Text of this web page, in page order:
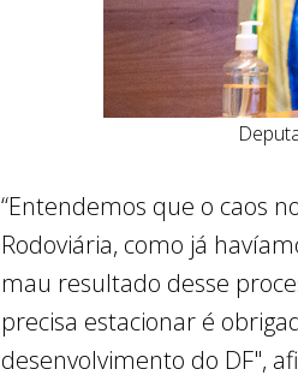
“Entendemos que o caos
Rodoviária, como já
mau resultado desse
precisa estacionar é
desenvolvimento do DF",